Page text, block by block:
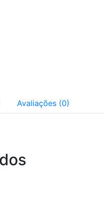
Avaliações (0)